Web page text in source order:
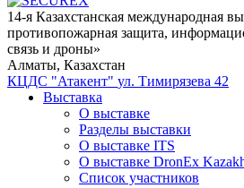
14-я Казахстанская международная
противопожарная защита,
связь и дроны»
Алматы, Казахстан
КЦДС "Атакент" ул. Тимирязева 42
Выставка
О выставке
Разделы выставки
О выставке ITS
О выставке DronEx
Список участников